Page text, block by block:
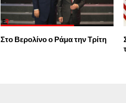
Στο Βερολίνο ο Ράμα την Τρίτη